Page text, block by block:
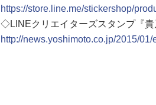
https://store.line.me/stickershop/
◇LINEクリエイターズスタンプ『貴
http://news.yoshimoto.co.jp/2015/